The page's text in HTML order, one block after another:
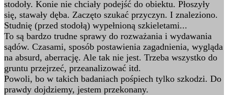
stodoły. Konie nie chciały podejść do obiektu. Płoszyły
się, stawały dęba. Zaczęto szukać przyczyn. I znaleziono.
Studnię (przed stodołą) wypełnioną szkieletami...
To są bardzo trudne sprawy do rozważania i wydawania
sądów. Czasami, sposób postawienia zagadnienia, wygląda
na absurd, aberrację. Ale tak nie jest. Trzeba wszystko do
gruntu przejrzeć, przeanalizować itd.
Powoli, bo w takich badaniach pośpiech tylko szkodzi. Do
prawdy dojdziemy, jestem przekonany.